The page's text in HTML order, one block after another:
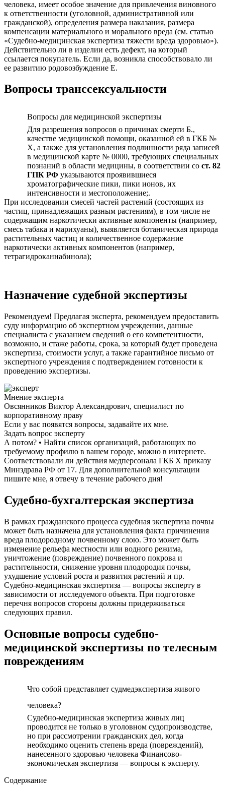
человека, имеет особое значение для привлечения виновного
к ответственности (уголовной, административной или
гражданской), определения размера наказания, размера
компенсации материального и морального вреда (см. статью
«Судебно-медицинская экспертиза тяжести вреда здоровью»).
Действительно ли в изделии есть дефект, на который
ссылается покупатель. Если да, возникла способствовало ли
ее развитию родовозбуждение Е.
Вопросы транссексуальности
Вопросы для медицинской экспертизы
Для разрешения вопросов о причинах смерти Б.,
качестве медицинской помощи, оказанной ей в ГКБ №
Х, а также для установления подлинности ряда записей
в медицинской карте № 0000, требующих специальных
познаний в области медицины, в соответствии со ст. 82
ГПК РФ указываются проявившиеся
хроматографические пики, пики ионов, их
интенсивности и местоположение;.
При исследовании смесей частей растений (состоящих из
частиц, принадлежащих разным растениям), в том числе не
содержащим наркотически активные компоненты (например,
смесь табака и марихуаны), выявляется ботаническая природа
растительных частиц и количественное содержание
наркотически активных компонентов (например,
тетрагидроканнабинола);
Назначение судебной экспертизы
Рекомендуем! Предлагая эксперта, рекомендуем предоставить
суду информацию об экспертном учреждении, данные
специалиста с указанием сведений о его компетентности,
возможно, и стаже работы, срока, за который будет проведена
экспертиза, стоимости услуг, а также гарантийное письмо от
экспертного учреждения с подтверждением готовности к
проведению экспертизы.
Мнение эксперта
Овсянников Виктор Александрович, специалист по
корпоративному праву
Если у вас появятся вопросы, задавайте их мне.
Задать вопрос эксперту
А потом? • Найти список организаций, работающих по
требуемому профилю в вашем городе, можно в интернете.
Соответствовали ли действия медперсонала ГКБ Х приказу
Минздрава РФ от 17. Для дополнительной консультации
пишите мне, я отвечу в течение рабочего дня!
Судебно-бухгалтерская экспертиза
В рамках гражданского процесса судебная экспертиза почвы
может быть назначена для установления факта причинения
вреда плодородному почвенному слою. Это может быть
изменение рельефа местности или водного режима,
уничтожение (повреждение) почвенного покрова и
растительности, снижение уровня плодородия почвы,
ухудшение условий роста и развития растений и пр.
Судебно-медицинская экспертиза — вопросы эксперту в
зависимости от исследуемого объекта. При подготовке
перечня вопросов стороны должны придерживаться
следующих правил.
Основные вопросы судебно-
медицинской экспертизы по телесным
повреждениям
Что собой представляет судмедэкспертиза живого
человека?
Судебно-медицинская экспертиза живых лиц
проводится не только в уголовном судопроизводстве,
но при рассмотрении гражданских дел, когда
необходимо оценить степень вреда (повреждений),
нанесенного здоровью человека Финансово-
экономическая экспертиза — вопросы к эксперту.
Содержание